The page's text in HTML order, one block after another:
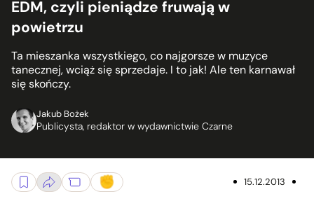
EDM, czyli pieniądze fruwają w
powietrzu
Ta mieszanka wszystkiego, co najgorsze w muzyce
tanecznej, wciąż się sprzedaje. I to jak! Ale ten karnawał
się skończy.
Jakub Bożek
Publicysta, redaktor w wydawnictwie Czarne
15.12.2013